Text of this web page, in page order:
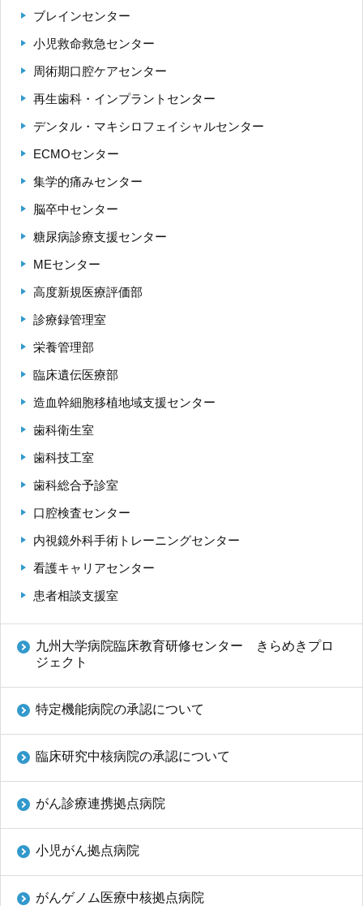
ブレインセンター
小児救命救急センター
周術期口腔ケアセンター
再生歯科・インプラントセンター
デンタル・マキシロフェイシャルセンター
ECMOセンター
集学的痛みセンター
脳卒中センター
糖尿病診療支援センター
MEセンター
高度新規医療評価部
診療録管理室
栄養管理部
臨床遺伝医療部
造血幹細胞移植地域支援センター
歯科衛生室
歯科技工室
歯科総合予診室
口腔検査センター
内視鏡外科手術トレーニングセンター
看護キャリアセンター
患者相談支援室
九州大学病院臨床教育研修センター きらめきプロ
ジェクト
特定機能病院の承認について
臨床研究中核病院の承認について
がん診療連携拠点病院
小児がん拠点病院
がんゲノム医療中核拠点病院